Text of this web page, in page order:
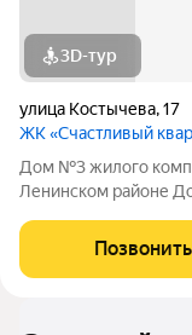
3D-тур
улица Костычева,17
ЖК «Счастливый
Дом №3 жилого
Ленинском районе Дом №3 новый формат
привычный комфорт
камерной
Позвонить